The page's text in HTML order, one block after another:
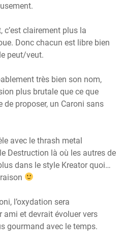
clairement plus la
Donc chacun est libre bien
peut/veut.
très bien son nom,
plus brutale que ce que
de proposer, un Caroni sans
avec le thrash metal
Destruction là où les autres de
dans le style Kreator quoi…
l’oxydation sera
et devrait évoluer vers
gourmand avec le temps.